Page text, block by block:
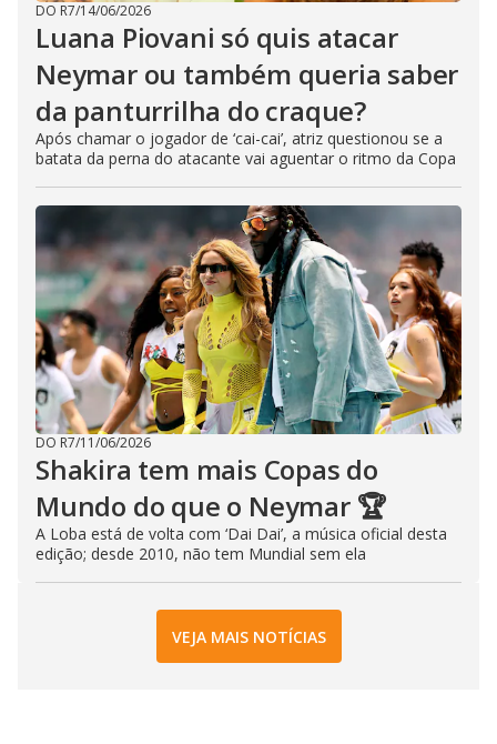
DO R7/14/06/2026
Luana Piovani só quis atacar
Neymar ou também queria saber
da panturrilha do craque?
Após chamar o jogador de ‘cai-cai’, atriz questionou se a
batata da perna do atacante vai aguentar o ritmo da Copa
DO R7/11/06/2026
Shakira tem mais Copas do
Mundo do que o Neymar 🏆
A Loba está de volta com ‘Dai Dai’, a música oficial desta
edição; desde 2010, não tem Mundial sem ela
VEJA MAIS NOTÍCIAS